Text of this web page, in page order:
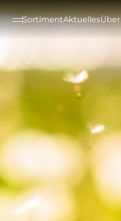
SortimentAktuelles